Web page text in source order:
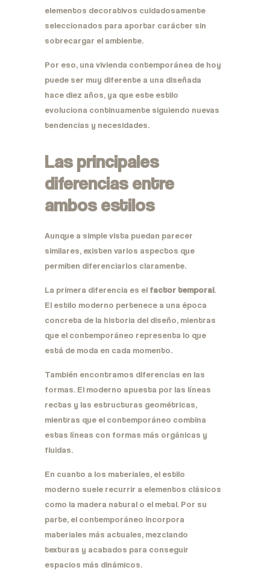
elementos decorativos cuidadosamente
seleccionados para aportar carácter sin
sobrecargar el ambiente.
Por eso, una vivienda contemporánea de hoy
puede ser muy diferente a una diseñada
hace diez años, ya que este estilo
evoluciona continuamente siguiendo nuevas
tendencias y necesidades.
Las principales
diferencias entre
ambos estilos
Aunque a simple vista puedan parecer
similares, existen varios aspectos que
permiten diferenciarlos claramente.
La primera diferencia es el factor temporal.
El estilo moderno pertenece a una época
concreta de la historia del diseño, mientras
que el contemporáneo representa lo que
está de moda en cada momento.
También encontramos diferencias en las
formas. El moderno apuesta por las líneas
rectas y las estructuras geométricas,
mientras que el contemporáneo combina
estas líneas con formas más orgánicas y
fluidas.
En cuanto a los materiales, el estilo
moderno suele recurrir a elementos clásicos
como la madera natural o el metal. Por su
parte, el contemporáneo incorpora
materiales más actuales, mezclando
texturas y acabados para conseguir
espacios más dinámicos.